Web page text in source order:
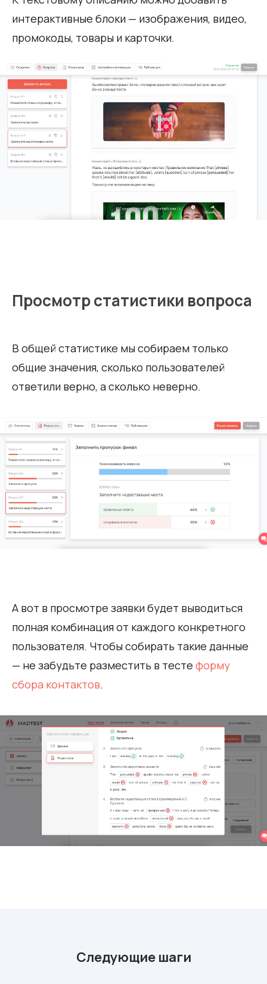
интерактивные блоки — изображения, видео,
промокоды, товары и карточки.
Просмотр статистики вопроса
В общей статистике мы собираем только
общие значения, сколько пользователей
ответили верно, а сколько неверно.
А вот в просмотре заявки будет выводиться
полная комбинация от каждого конкретного
пользователя. Чтобы собирать такие данные
— не забудьте разместить в тесте форму
сбора контактов.
Следующие шаги